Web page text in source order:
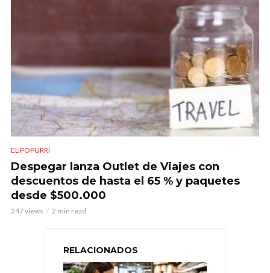
EL POPURRÍ
Despegar lanza Outlet de Viajes con
descuentos de hasta el 65 % y paquetes
desde $500.000
247 views 2 min read
RELACIONADOS